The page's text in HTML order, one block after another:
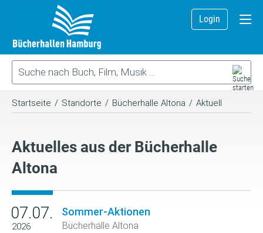
Login
Startseite / Standorte / Bücherhalle Altona / Aktuell
Aktuelles aus der Bücherhalle
Altona
07.07.
2026
Sommer-Aktionen
Bücherhalle Altona